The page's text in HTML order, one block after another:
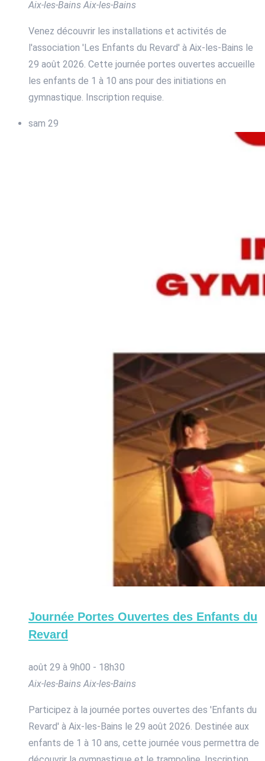
Aix-les-Bains Aix-les-Bains
Venez découvrir les installations et activités de
l'association 'Les Enfants du Revard' à Aix-les-Bains le
29 août 2026. Cette journée portes ouvertes accueille
les enfants de 1 à 10 ans pour des initiations en
gymnastique. Inscription requise.
sam 29
Journée Portes Ouvertes des Enfants du
Revard
août 29 à 9h00 - 18h30
Aix-les-Bains Aix-les-Bains
Participez à la journée portes ouvertes des 'Enfants du
Revard' à Aix-les-Bains le 29 août 2026. Destinée aux
enfants de 1 à 10 ans, cette journée vous permettra de